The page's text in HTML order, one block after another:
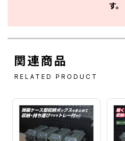
す。
関連商品
RELATED PRODUCT